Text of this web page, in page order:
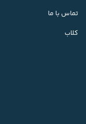
تماس با ما
کلاب